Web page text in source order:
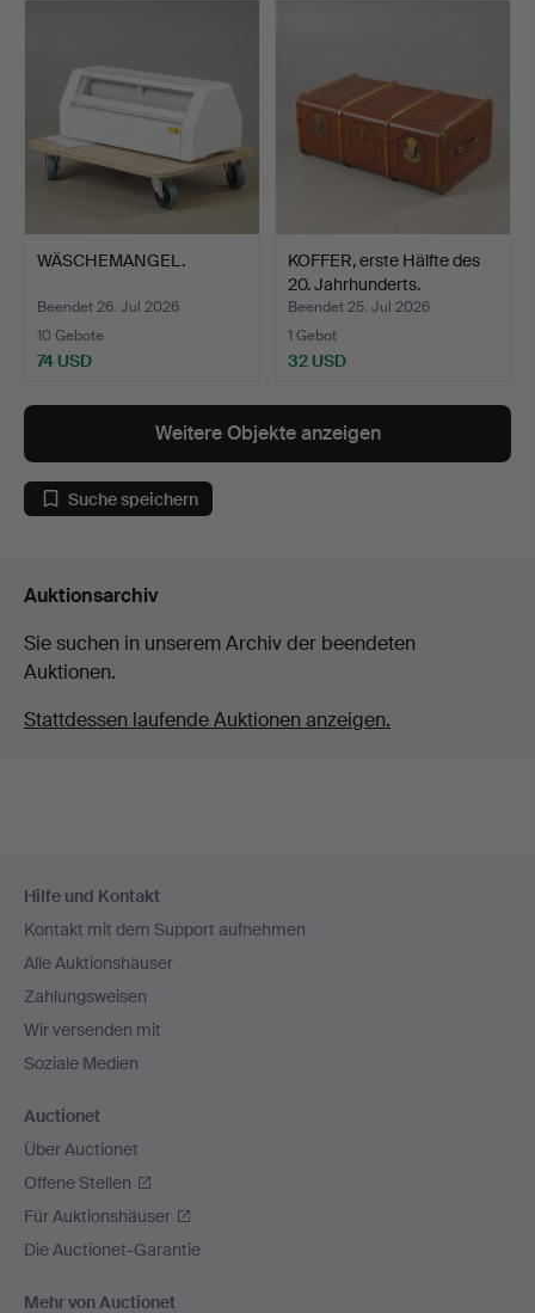
WÄSCHEMANGEL.
Beendet 26. Jul 2026
10 Gebote
74 USD
KOFFER, erste Hälfte des
20. Jahrhunderts.
Beendet 25. Jul 2026
1 Gebot
32 USD
Weitere Objekte anzeigen
Suche speichern
Auktionsarchiv
Sie suchen in unserem Archiv der beendeten
Auktionen.
Stattdessen laufende Auktionen anzeigen.
Navigation
Hilfe und Kontakt
Kontakt mit dem Support aufnehmen
Alle Auktionshäuser
Zahlungsweisen
Wir versenden mit
Soziale Medien
Auctionet
Über Auctionet
Offene Stellen
Für Auktionshäuser
Die Auctionet-Garantie
Mehr von Auctionet